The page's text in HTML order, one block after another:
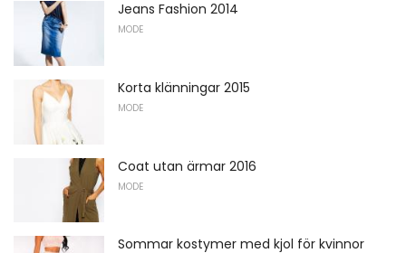
Jeans Fashion 2014
MODE
Korta klänningar 2015
MODE
Coat utan ärmar 2016
MODE
Sommar kostymer med kjol för kvinnor